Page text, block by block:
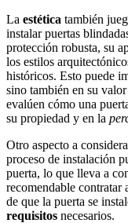
La estética también
instalar puertas
protección robusta, su
los estilos
históricos. Esto puede
sino también en su
evalúen cómo una
su propiedad y en la
Otro aspecto a
proceso de instalación
puerta, lo que lleva a
recomendable contratar
de que la puerta se
requisitos necesarios.